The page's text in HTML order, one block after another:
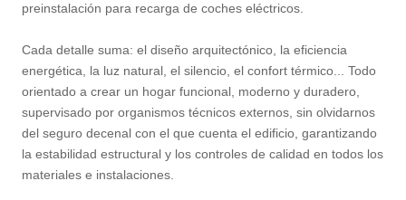
preinstalación para recarga de coches eléctricos.
Cada detalle suma: el diseño arquitectónico, la eficiencia
energética, la luz natural, el silencio, el confort térmico... Todo
orientado a crear un hogar funcional, moderno y duradero,
supervisado por organismos técnicos externos, sin olvidarnos
del seguro decenal con el que cuenta el edificio, garantizando
la estabilidad estructural y los controles de calidad en todos los
materiales e instalaciones.